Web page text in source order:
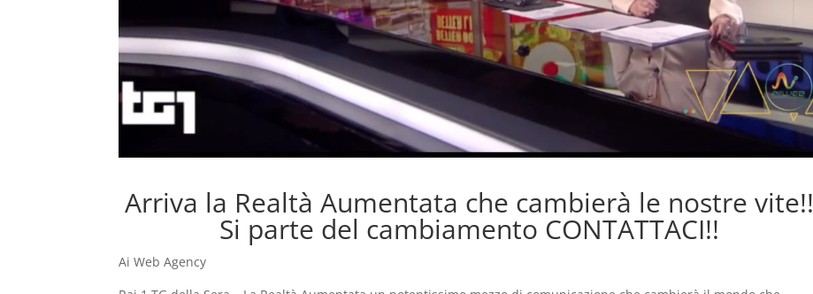
Arriva la Realtà Aumentata che cambierà le nostre vite!!
Si parte del cambiamento CONTATTACI!!
Ai Web Agency